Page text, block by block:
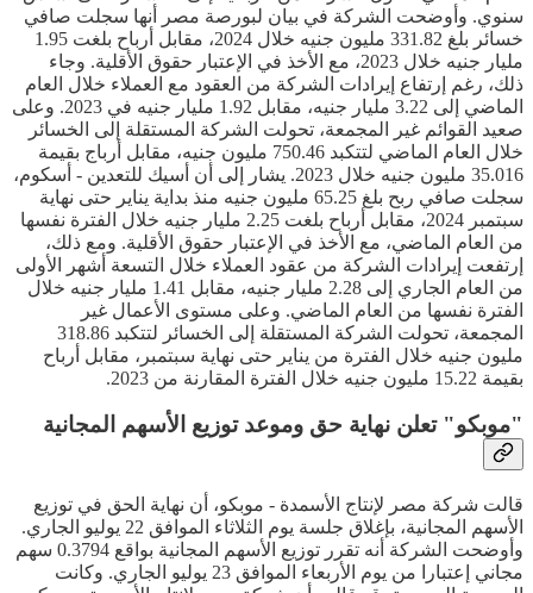
سنوي. وأوضحت الشركة في بيان لبورصة مصر أنها سجلت صافي
خسائر بلغ 331.82 مليون جنيه خلال 2024، مقابل أرباح بلغت 1.95
مليار جنيه خلال 2023، مع الأخذ في الإعتبار حقوق الأقلية. وجاء
ذلك، رغم إرتفاع إيرادات الشركة من العقود مع العملاء خلال العام
الماضي إلى 3.22 مليار جنيه، مقابل 1.92 مليار جنيه في 2023. وعلى
صعيد القوائم غير المجمعة، تحولت الشركة المستقلة إلى الخسائر
خلال العام الماضي لتتكبد 750.46 مليون جنيه، مقابل أرباج بقيمة
35.016 مليون جنيه خلال 2023. يشار إلى أن أسيك للتعدين - أسكوم،
سجلت صافي ربح بلغ 65.25 مليون جنيه منذ بداية يناير حتى نهاية
سبتمبر 2024، مقابل أرباح بلغت 2.25 مليار جنيه خلال الفترة نفسها
من العام الماضي، مع الأخذ في الإعتبار حقوق الأقلية. ومع ذلك،
إرتفعت إيرادات الشركة من عقود العملاء خلال التسعة أشهر الأولى
من العام الجاري إلى 2.28 مليار جنيه، مقابل 1.41 مليار جنيه خلال
الفترة نفسها من العام الماضي. وعلى مستوى الأعمال غير
المجمعة، تحولت الشركة المستقلة إلى الخسائر لتتكبد 318.86
مليون جنيه خلال الفترة من يناير حتى نهاية سبتمبر، مقابل أرباح
بقيمة 15.22 مليون جنيه خلال الفترة المقارنة من 2023.
"موبكو" تعلن نهاية حق وموعد توزيع الأسهم المجانية
قالت شركة مصر لإنتاج الأسمدة - موبكو، أن نهاية الحق في توزيع
الأسهم المجانية، بإغلاق جلسة يوم الثلاثاء الموافق 22 يوليو الجاري.
وأوضحت الشركة أنه تقرر توزيع الأسهم المجانية بواقع 0.3794 سهم
مجاني إعتبارا من يوم الأربعاء الموافق 23 يوليو الجاري. وكانت